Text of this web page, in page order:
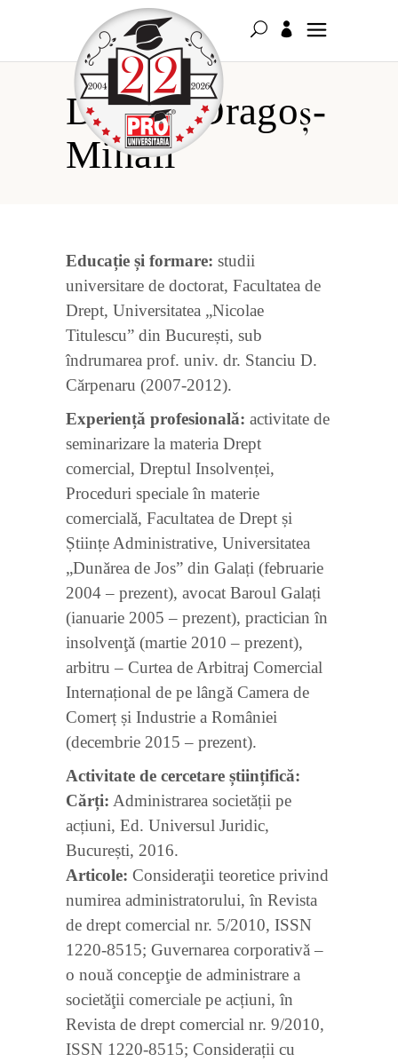
Daghie Dragoș-
Mihail
Educație și formare: studii
universitare de doctorat, Facultatea de
Drept, Universitatea „Nicolae
Titulescu” din București, sub
îndrumarea prof. univ. dr. Stanciu D.
Cărpenaru (2007-2012).
Experiență profesională: activitate de
seminarizare la materia Drept
comercial, Dreptul Insolvenței,
Proceduri speciale în materie
comercială, Facultatea de Drept și
Științe Administrative, Universitatea
„Dunărea de Jos” din Galați (februarie
2004 – prezent), avocat Baroul Galați
(ianuarie 2005 – prezent), practician în
insolvenţă (martie 2010 – prezent),
arbitru – Curtea de Arbitraj Comercial
Internațional de pe lângă Camera de
Comerț și Industrie a României
(decembrie 2015 – prezent).
Activitate de cercetare științifică:
Cărți: Administrarea societății pe
acțiuni, Ed. Universul Juridic,
București, 2016.
Articole: Consideraţii teoretice privind
numirea administratorului, în Revista
de drept comercial nr. 5/2010, ISSN
1220-8515; Guvernarea corporativă –
o nouă concepţie de administrare a
societăţii comerciale pe acțiuni, în
Revista de drept comercial nr. 9/2010,
ISSN 1220-8515; Considerații cu